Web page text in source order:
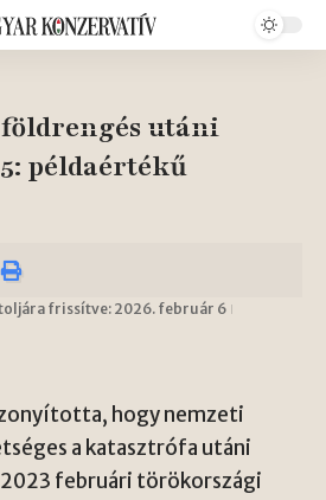
utáni
példaértékű
frissítve: 2026. február 6
hogy nemzeti
a katasztrófa utáni
februári törökországi